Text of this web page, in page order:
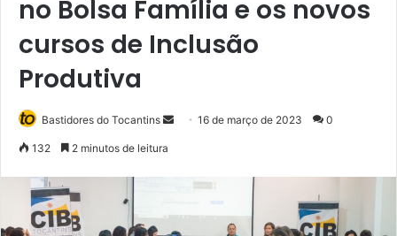
no Bolsa Família e os novos
cursos de Inclusão
Produtiva
Bastidores do Tocantins
Mande16 de março de 2023 0
132 2 minutos de leitura